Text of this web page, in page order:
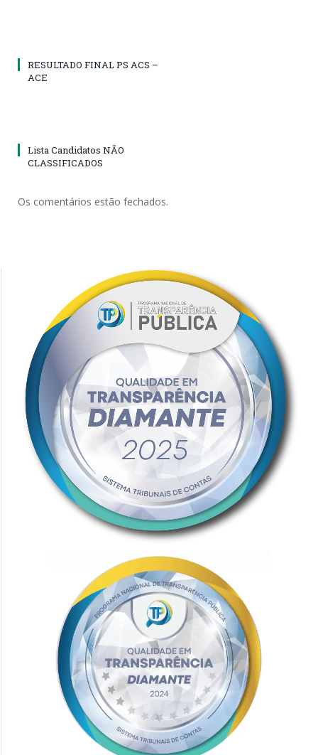
RESULTADO FINAL PS ACS –
ACE
Lista Candidatos NÃO
CLASSIFICADOS
Os comentários estão fechados.